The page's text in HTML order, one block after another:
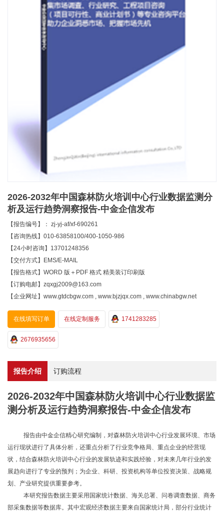
2026-2032年中国森林防火培训中心行业数据监测分
析及运行趋势洞察报告-中金企信发布
【报告编号】： zj-yj-af/xf-690261
【咨询热线】010-63858100/400-1050-986
【24小时咨询】13701248356
【交付方式】EMS/E-MAIL
【报告格式】WORD 版＋PDF 格式 精美装订印刷版
【订购电邮】zqxgj2009@163.com
【企业网址】www.gtdcbgw.com , www.bjzjqx.com , www.chinabgw.net
在线填写订单 在线定制服务 1741283285
2676935656
报告介绍 订购流程
2026-2032年中国森林防火培训中心行业数据监
测分析及运行趋势洞察报告-中金企信发布
报告由中金企信精心研究编制，对森林防火培训中心行业发展环境、市场
运行现状进行了具体分析，还重点分析了行业竞争格局、重点企业的经营现
状，结合森林防火培训中心行业的发展轨迹和实践经验，对未来几年行业的发
展趋向进行了专业的预判；为企业、科研、投资机构等单位投资决策、战略规
划、产业研究提供重要参考。
本研究报告数据主要采用国家统计数据、海关总署、问卷调查数据、商务
部采集数据等数据库。其中宏观经济数据主要来自国家统计局，部分行业统计